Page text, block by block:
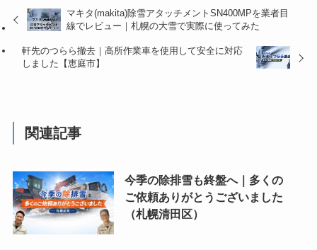
マキタ(makita)除雪アタッチメントSN400MPを業者目
線でレビュー｜札幌の大雪で実際に使ってみた
軒先のつらら撤去｜高所作業車を使用して安全に対応
しました【恵庭市】
関連記事
今季の除排雪も終盤へ｜多くの
ご依頼ありがとうございました
（札幌清田区）